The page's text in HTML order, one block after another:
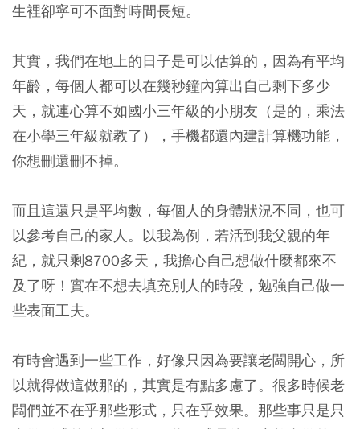
生裡卻寧可不面對時間長短。
其實，我們在地上的日子是可以估算的，因為有平均
年齡，每個人都可以在幾秒鐘內算出自己剩下多少
天，就連心算不如國小三年級的小朋友（是的，乘法
在小學三年級就教了），手機都還內建計算機功能，
你想刪還刪不掉。
而且這還只是平均數，每個人的身體狀況不同，也可
以參考自己的家人。以我為例，若活到我父親的年
紀，就只剩8700多天，我擔心自己想做什麼都來不
及了呀！實在不想去填充別人的時段，勉強自己做一
些表面工夫。
有時會遇到一些工作，好像只因為要讓老闆開心，所
以就得做這做那的，其實是有點多慮了。很多時候老
闆們並不在乎那些形式，只在乎效果。那些事只是只